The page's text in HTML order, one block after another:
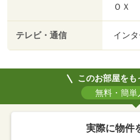
ＯＸ
テレビ・通信 イン
このお部屋をも
無料・簡単
実際に物件